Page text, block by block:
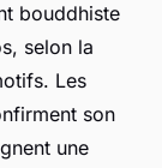
bouddhiste
selon la
Les
son
une